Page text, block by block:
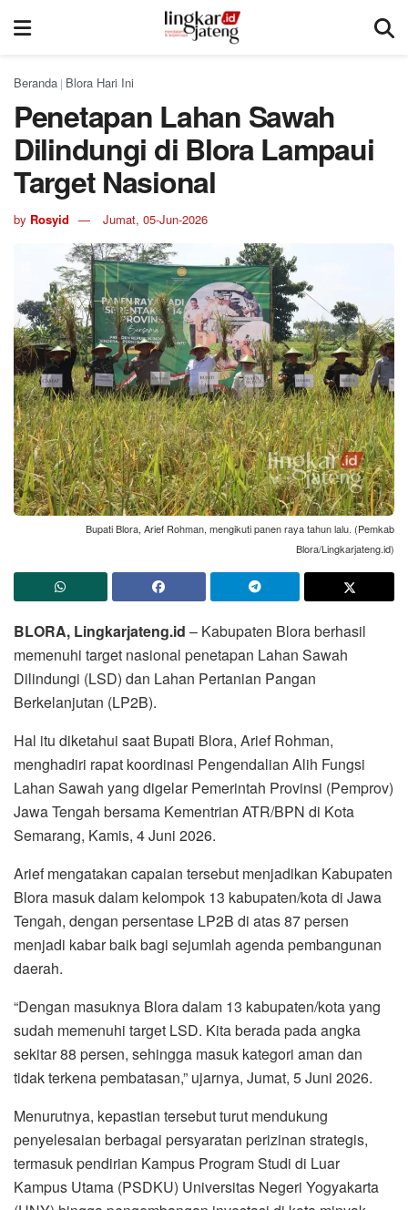
Beranda | Blora Hari Ini
Penetapan Lahan Sawah
Dilindungi di Blora Lampaui
Target Nasional
by Rosyid Jumat, 05-Jun-2026
Bupati Blora, Arief Rohman, mengikuti panen raya tahun lalu. (Pemkab
Blora/Lingkarjateng.id)
BLORA, Lingkarjateng.id – Kabupaten Blora berhasil
memenuhi target nasional penetapan Lahan Sawah
Dilindungi (LSD) dan Lahan Pertanian Pangan
Berkelanjutan (LP2B).
Hal itu diketahui saat Bupati Blora, Arief Rohman,
menghadiri rapat koordinasi Pengendalian Alih Fungsi
Lahan Sawah yang digelar Pemerintah Provinsi (Pemprov)
Jawa Tengah bersama Kementrian ATR/BPN di Kota
Semarang, Kamis, 4 Juni 2026.
Arief mengatakan capaian tersebut menjadikan Kabupaten
Blora masuk dalam kelompok 13 kabupaten/kota di Jawa
Tengah, dengan persentase LP2B di atas 87 persen
menjadi kabar baik bagi sejumlah agenda pembangunan
daerah.
“Dengan masuknya Blora dalam 13 kabupaten/kota yang
sudah memenuhi target LSD. Kita berada pada angka
sekitar 88 persen, sehingga masuk kategori aman dan
tidak terkena pembatasan,” ujarnya, Jumat, 5 Juni 2026.
Menurutnya, kepastian tersebut turut mendukung
penyelesaian berbagai persyaratan perizinan strategis,
termasuk pendirian Kampus Program Studi di Luar
Kampus Utama (PSDKU) Universitas Negeri Yogyakarta